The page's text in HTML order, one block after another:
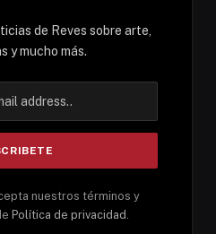
de Reves sobre arte,
y mucho más.
nuestros términos y
Política de privacidad